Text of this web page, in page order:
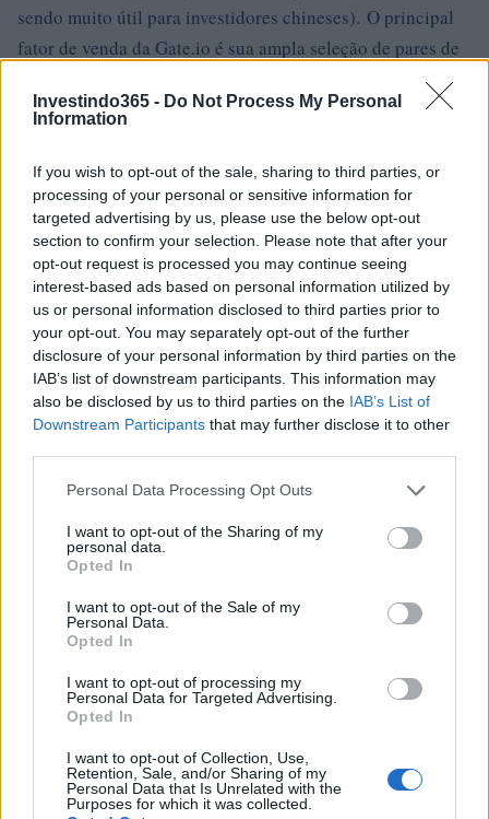
Investindo365 - Do Not Process My Personal
Information
If you wish to opt-out of the sale, sharing to third parties, or
processing of your personal or sensitive information for
targeted advertising by us, please use the below opt-out
section to confirm your selection. Please note that after your
opt-out request is processed you may continue seeing
interest-based ads based on personal information utilized by
us or personal information disclosed to third parties prior to
your opt-out. You may separately opt-out of the further
disclosure of your personal information by third parties on the
IAB’s list of downstream participants. This information may
also be disclosed by us to third parties on the IAB’s List of
Downstream Participants that may further disclose it to other
Please note that this website/app uses one or more Google
not limited to your visit or usage behaviour. You may click to
grant or deny consent to Google and its third-party tags to
use your data for below specified purposes in below Google
consent section.
Personal Data Processing Opt Outs
I want to opt-out of the Sharing of my
personal data.
Opted In
I want to opt-out of the Sale of my
Personal Data.
Opted In
I want to opt-out of processing my
Personal Data for Targeted Advertising.
Opted In
I want to opt-out of Collection, Use,
Retention, Sale, and/or Sharing of my
Personal Data that Is Unrelated with the
Purposes for which it was collected.
sendo muito útil para investidores chineses). O principal
fator de venda da Gate.io é sua ampla seleção de pares de
negociação. Você pode encontrar a maioria das novas
altcoins aqui. Gate.io também demonstra um volume de
das 20 principais bolsas de valores com maior volume de
negócios. O volume de negociação é de aprox. US $ 100
milhões por dia. Os 10 principais pares de negociação no
Gate.io em termos de volume de negociação geralmente
têm USDT (Tether) como uma parte do par. Portanto, para
resumir o que precede, o vasto número de pares de
negociação da Gate.io e a sua extraordinária liquidez são
aspectos muito impressionantes desta bolsa.
Última etapa: Armazene XP com segurança
Ledger Nano S
Interface amigável e fácil de configurar
Pode ser usado em desktops e laptops
Leve e portátil
Suporta a maioria dos blockchains e uma ampla variedade
de tokens (ERC-20 / BEP-20)
Vários idiomas disponíveis
Construído por uma empresa bem estabelecida fundada
em 2014 com grande segurança de chip
Preço acessível